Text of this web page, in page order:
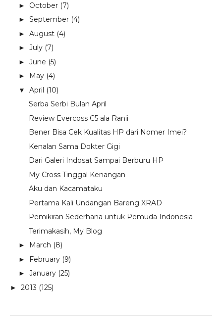
► October (7)
► September (4)
► August (4)
► July (7)
► June (5)
► May (4)
▼ April (10)
Serba Serbi Bulan April
Review Evercoss C5 ala Ranii
Bener Bisa Cek Kualitas HP dari Nomer Imei?
Kenalan Sama Dokter Gigi
Dari Galeri Indosat Sampai Berburu HP
My Cross Tinggal Kenangan
Aku dan Kacamataku
Pertama Kali Undangan Bareng XRAD
Pemikiran Sederhana untuk Pemuda Indonesia
Terimakasih, My Blog
► March (8)
► February (9)
► January (25)
► 2013 (125)